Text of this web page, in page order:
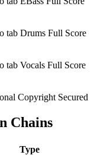
Copyright Secured
Chains
Type